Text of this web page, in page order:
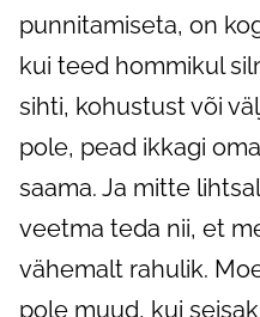
punnitamiseta, on
kui teed hommikul
sihti, kohustust või
pole, pead ikkagi
saama. Ja mitte
veetma teda nii, et
vähemalt rahulik.
pole muud, kui